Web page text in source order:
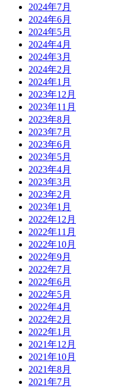
2024年7月
2024年6月
2024年5月
2024年4月
2024年3月
2024年2月
2024年1月
2023年12月
2023年11月
2023年8月
2023年7月
2023年6月
2023年5月
2023年4月
2023年3月
2023年2月
2023年1月
2022年12月
2022年11月
2022年10月
2022年9月
2022年7月
2022年6月
2022年5月
2022年4月
2022年2月
2022年1月
2021年12月
2021年10月
2021年8月
2021年7月